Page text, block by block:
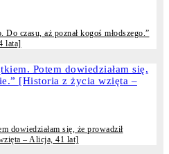
czasu, aż poznał kogoś młodszego.”
lata]
dowiedziałam się, że prowadził
– Alicja, 41 lat]